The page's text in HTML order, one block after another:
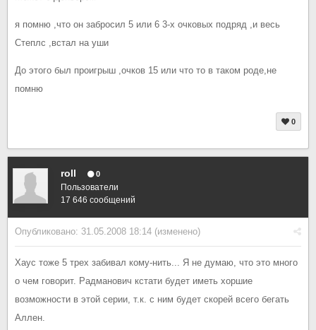
я помню ,что он забросил 5 или 6 3-х очковых подряд ,и весь
Степлс ,встал на уши
До этого был проигрыш ,очков 15 или что то в таком роде,не
помню
0
roll 0
Пользователи
17 646 сообщений
Опубликовано: 31.05.2008 18:14 (изменено)
Хаус тоже 5 трех забивал кому-нить... Я не думаю, что это много
о чем говорит. Радманович кстати будет иметь хоршие
возможности в этой серии, т.к. с ним будет скорей всего бегать
Аллен.